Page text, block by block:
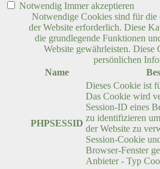
Notwendig Immer akzeptieren
Notwendige Cookies sind für die
der Website erforderlich. Diese
die grundlegende Funktionen
Website gewährleisten. Diese
persönlichen
Name
PHPSESSID
Dieses Cookie ist
Das Cookie wird
Session-ID eines
zu identifizieren
der Website zu
Session-Cookie
Browser-Fenster
Anbieter - Typ